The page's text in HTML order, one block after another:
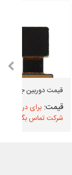
قیمت دوربین جلو J6
برای دریافت
شرکت تماس بگیرید